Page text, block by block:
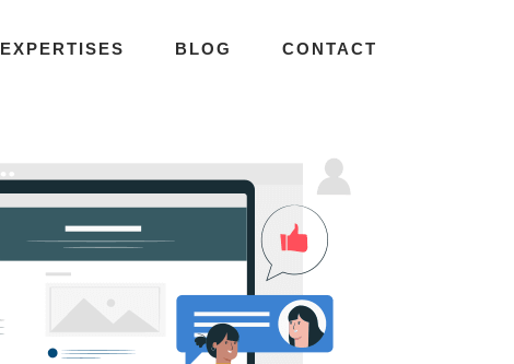
EXPERTISES BLOG CONTACT